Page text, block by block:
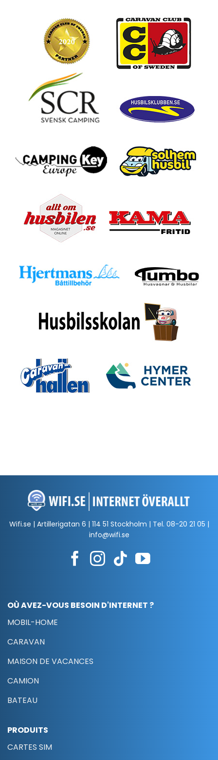
Wifi.se | Artillerigatan 6 | 114 51 Stockholm | Tel. 08-20 21 05 |
info@wifi.se
OÙ AVEZ-VOUS BESOIN D'INTERNET ?
MOBIL-HOME
CARAVAN
MAISON DE VACANCES
CAMION
BATEAU
PRODUITS
CARTES SIM